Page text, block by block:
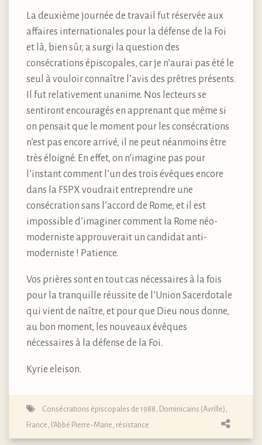
La deuxième journée de travail fut réservée aux
affaires internationales pour la défense de la Foi
et là, bien sûr, a surgi la question des
consécrations épiscopales, car je n’aurai pas été le
seul à vouloir connaître l’avis des prêtres présents.
Il fut relativement unanime. Nos lecteurs se
sentiront encouragés en apprenant que même si
on pensait que le moment pour les consécrations
n’est pas encore arrivé, il ne peut néanmoins être
très éloigné. En effet, on n’imagine pas pour
l’instant comment l’un des trois évêques encore
dans la FSPX voudrait entreprendre une
consécration sans l’accord de Rome, et il est
impossible d’imaginer comment la Rome néo-
moderniste approuverait un candidat anti-
moderniste ! Patience.
Vos prières sont en tout cas nécessaires à la fois
pour la tranquille réussite de l’Union Sacerdotale
qui vient de naître, et pour que Dieu nous donne,
au bon moment, les nouveaux évêques
nécessaires à la défense de la Foi.
Kyrie eleison.
Consécrations épiscopales de 1988 Dominicains (Avrille)
France l'Abbé Pierre-Marie résistance